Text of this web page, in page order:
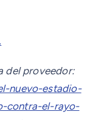
del proveedor:
nuevo-estadio-
contra-el-rayo-